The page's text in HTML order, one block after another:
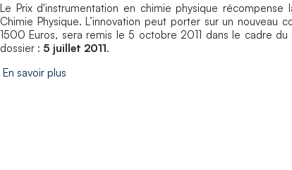
Le Prix d'instrumentation en chimie physique
Chimie Physique. L’innovation peut porter sur un
1500 Euros, sera remis le 5 octobre 2011 dans le cadre du
dossier : 5 juillet 2011.
En savoir plus